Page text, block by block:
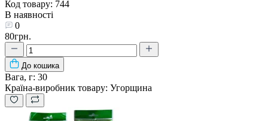
Код товару: 744
В наявності
0
80грн.
До кошика
Вага, г: 30
Країна-виробник товару: Угорщина